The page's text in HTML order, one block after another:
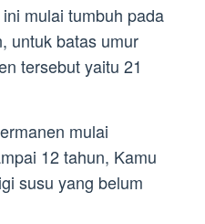
mulai tumbuh pada
untuk batas umur
tersebut yaitu 21
mulai
12 tahun, Kamu
susu yang belum